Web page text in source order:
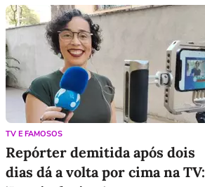
TV E FAMOSOS
Repórter demitida após dois
dias dá a volta por cima na TV: